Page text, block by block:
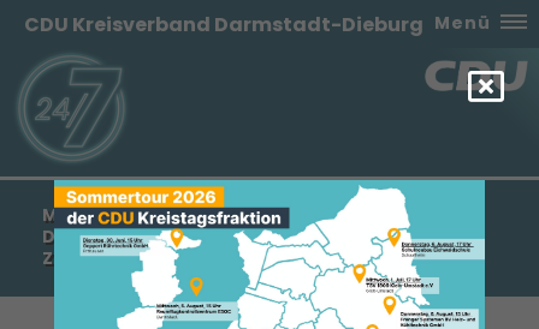
CDU Kreisverband Darmstadt-Dieburg Menü
MANFRED PENTZ MDL: KREISVERBAND DIEBURG
DER RASSEGEFLÜGELZÜCHTER ERHÄLT
ZUWENDUNG VON 500